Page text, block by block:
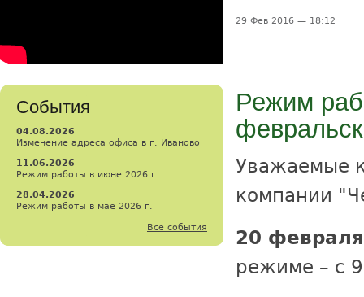
События
04.08.2026
Изменение адреса офиса в г. Иваново
11.06.2026
Режим работы в июне 2026 г.
28.04.2026
Режим работы в мае 2026 г.
Все события
29 Фев 2016 — 18:12
Режим
Уважаемые
компании
20
режиме – с